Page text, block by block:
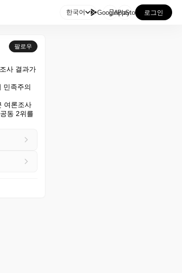
한국어 GooglePlay
AppStore 로그인
팔로우
사 결과가
민족주의
여론조사
동 2위를